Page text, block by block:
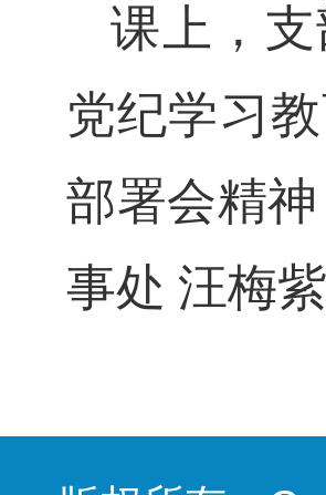
课上，
党纪学习
部署会精神
事处 汪梅